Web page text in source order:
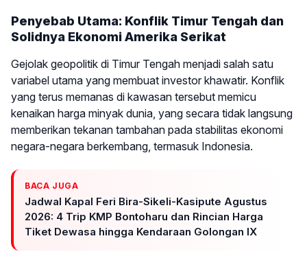
Penyebab Utama: Konflik Timur Tengah dan
Solidnya Ekonomi Amerika Serikat
Gejolak geopolitik di Timur Tengah menjadi salah satu
variabel utama yang membuat investor khawatir. Konflik
yang terus memanas di kawasan tersebut memicu
kenaikan harga minyak dunia, yang secara tidak langsung
memberikan tekanan tambahan pada stabilitas ekonomi
negara-negara berkembang, termasuk Indonesia.
BACA JUGA
Jadwal Kapal Feri Bira-Sikeli-Kasipute Agustus
2026: 4 Trip KMP Bontoharu dan Rincian Harga
Tiket Dewasa hingga Kendaraan Golongan IX